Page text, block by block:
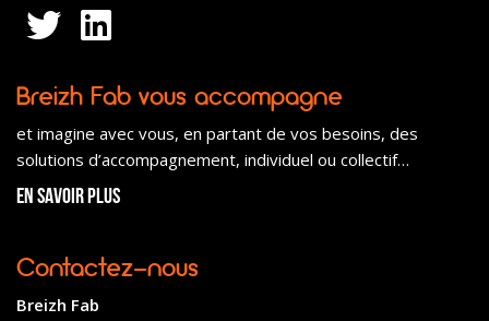
Breizh Fab vous accompagne
et imagine avec vous, en partant de vos besoins, des
solutions d’accompagnement, individuel ou collectif…
En savoir plus
Contactez-nous
Breizh Fab